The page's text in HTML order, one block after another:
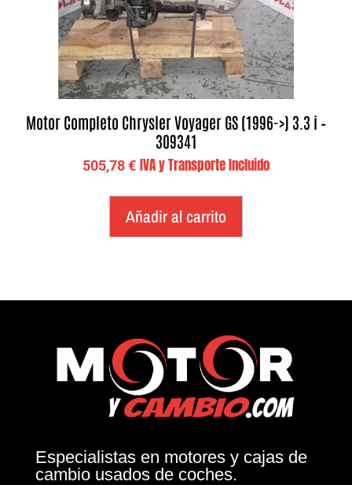
Motor Completo Chrysler Voyager GS (1996->) 3.3 i –
309341
505,78€ IVA y Transporte Incluido
Añadir al carrito
Especialistas en motores y cajas de
cambio usados de coches.